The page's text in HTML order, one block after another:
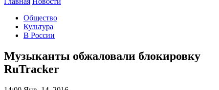
Общество
Культура
В России
Музыканты обжаловали блокировку
RuTracker